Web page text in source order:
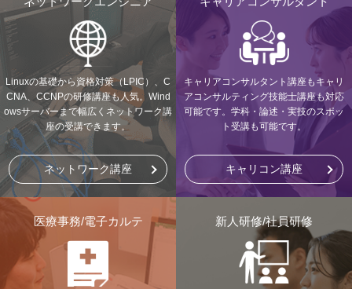
Linuxの基礎から資格対策（LPIC）、C
CNA、CCNPの研修講座も人気。Wind
owsサーバーまで幅広くネットワーク講
座の受講できます。
ネットワーク講座
キャリアコンサルタント講座もキャリ
アコンサルティング技能士講座も対応
可能です。学科・論述・実技のスポッ
ト受講も可能です。
キャリコン講座
医療事務/電子カルテ 新人研修/社員研修